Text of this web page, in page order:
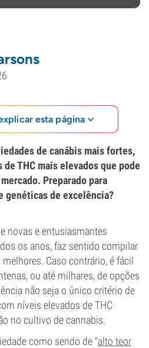
esta página
de canábis mais fortes,
THC mais elevados que pode
Preparado para
genéticas de excelência?
novas e entusiasmantes
os anos, faz sentido compilar
Caso contrário, é fácil
ou até milhares, de opções
não seja o único critério de
níveis elevados de THC
no cultivo de cannabis.
como sendo de "alto teor